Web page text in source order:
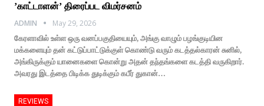
’காட்டாளன்’ திரைப்பட விமர்சனம்
ADMIN
May 29, 2026
கேரளாவில் உள்ள ஒரு வனப்பகுதியையும், அங்கு வாழும் பழங்குடியின
மக்களையும் தன் கட்டுப்பாட்டுக்குள் கொண்டு வரும் கடத்தல்காரன் சுனில்,
அங்கிருக்கும் யானைகளை கொன்று அதன் தந்தங்களை கடத்தி வருகிறார்.
அவரது இடத்தை பிடிக்க துடிக்கும் கபீர் துகான்…
REVIEWS